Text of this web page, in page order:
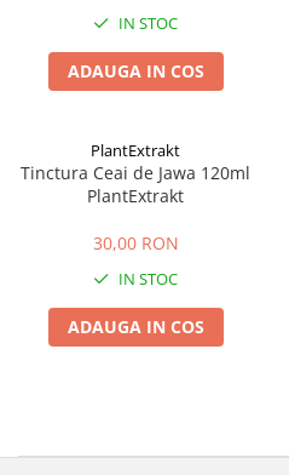
IN STOC
ADAUGA IN COS
PlantExtrakt
Tinctura Ceai de Jawa 120ml
PlantExtrakt
30,00 RON
IN STOC
ADAUGA IN COS